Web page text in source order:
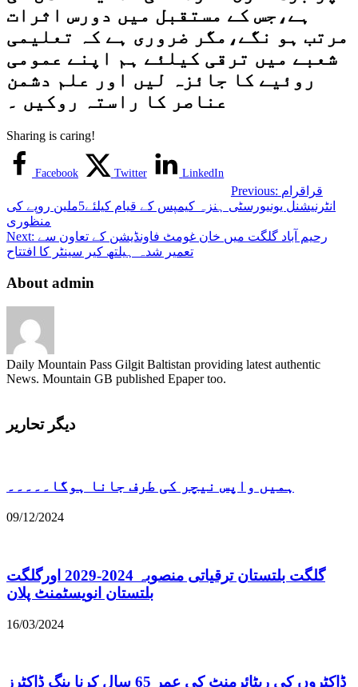
ہے،جس کے مستقبل میں دورس اثرات
مرتب ہو نگے،مگر ضروری ہے کہ تعلیمی
شعبے میں ترقی کیلئے ہم اپنے عمومی
روئیے کا جائزہ لیں اور علم دشمن
عناصر کا راستہ روکیں ۔
Sharing is caring!
Facebook Twitter LinkedIn
Previous:
انٹرنیشنل یونیورسٹی ہنزہ کیمپس کے قیام کیلئے5ملین روپے کی
منظوری
Next:
تعمیر شدہ ہیلتھ کیر سینٹر کا افتتاح
About admin
Daily Mountain Pass Gilgit Baltistan providing latest authentic
News. Mountain GB published Epaper too.
دیگر تحاریر
ہمیں واپس نیچر کی طرف جانا ہوگا۔۔۔۔۔
09/12/2024
گلگت بلتستان ترقیاتی منصوبہ 2024-2029 اورگلگت
بلتستان انویسٹمنٹ پلان
16/03/2024
ڈاکٹروں کی ریٹائرمنٹ کی عمر 65 سال کرنا ینگ ڈاکٹرز